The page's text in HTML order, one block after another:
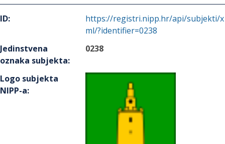
ID:
https://registri.nipp.hr/api/subjekti/x
ml/?identifier=0238
Jedinstvena
oznaka subjekta:
0238
Logo subjekta
NIPP-a: